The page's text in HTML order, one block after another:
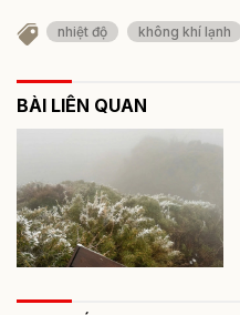
nhiệt độ không khí lạnh
BÀI LIÊN QUAN